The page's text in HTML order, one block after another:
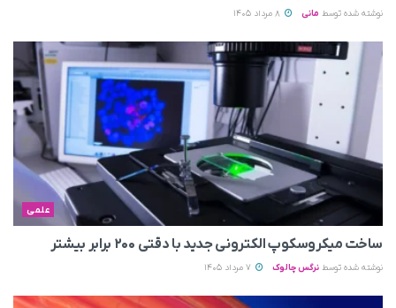
نوشته شده توسط مانی
علمی
ساخت میکروسکوپ الکترونی جدید با دقتی ۲۰۰ برابر بیشتر
نوشته شده توسط نرگس چالوک